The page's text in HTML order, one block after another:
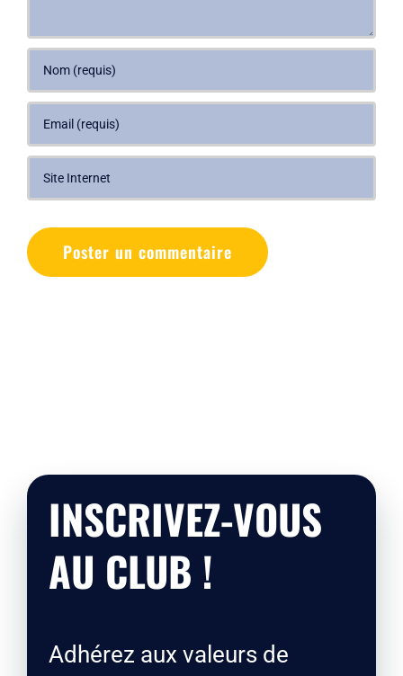
INSCRIVEZ-VOUS
AU CLUB !
Adhérez aux valeurs de